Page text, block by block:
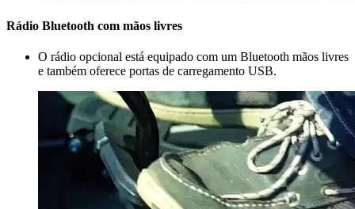
Rádio Bluetooth com mãos livres
O rádio opcional está equipado com um Bluetooth mãos livres
e também oferece portas de carregamento USB.